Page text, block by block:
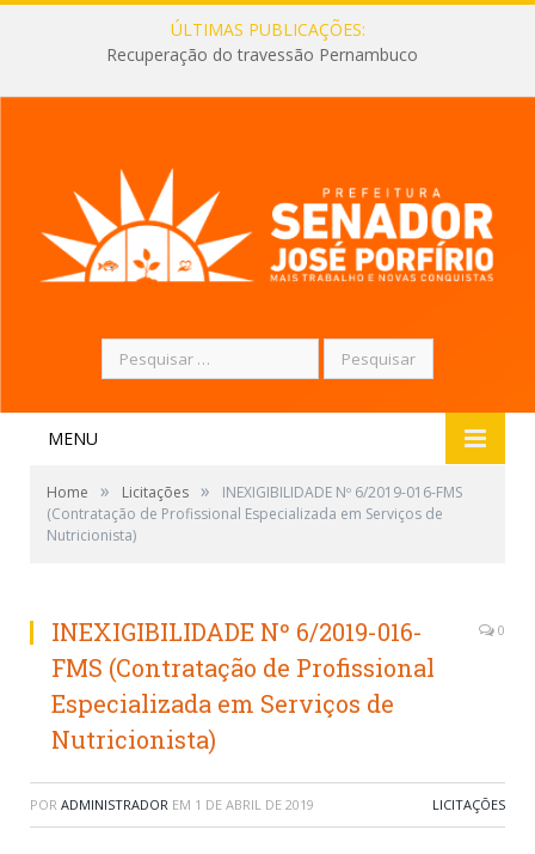
ÚLTIMAS PUBLICAÇÕES:
Recuperação do travessão Pernambuco
Pesquisar
por:
MENU
Home » Licitações »
INEXIGIBILIDADE Nº 6/2019-016-FMS
(Contratação de Profissional Especializada em Serviços de
Nutricionista)
INEXIGIBILIDADE Nº 6/2019-016-
FMS (Contratação de Profissional
Especializada em Serviços de
Nutricionista)
0
POR ADMINISTRADOR EM 1 DE ABRIL DE 2019 LICITAÇÕES